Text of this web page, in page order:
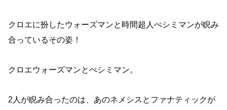
クロエに扮したウォーズマンと時間超人ぺシミマンが睨み
合っているその姿！
クロエウォーズマンとぺシミマン。
2人が睨み合ったのは、あのネメシスとファナティックが